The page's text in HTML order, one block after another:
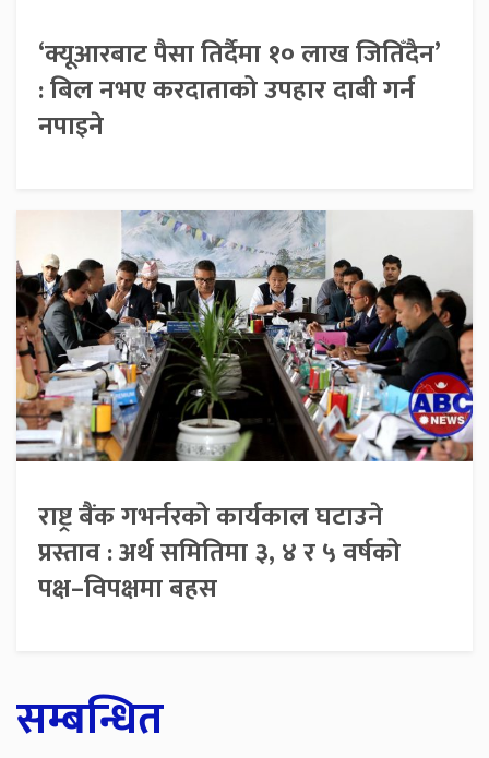
‘क्यूआरबाट पैसा तिर्दैमा १० लाख जितिँदैन’
: बिल नभए करदाताको उपहार दाबी गर्न
नपाइने
राष्ट्र बैंक गभर्नरको कार्यकाल घटाउने
प्रस्ताव : अर्थ समितिमा ३, ४ र ५ वर्षको
पक्ष–विपक्षमा बहस
सम्बन्धित